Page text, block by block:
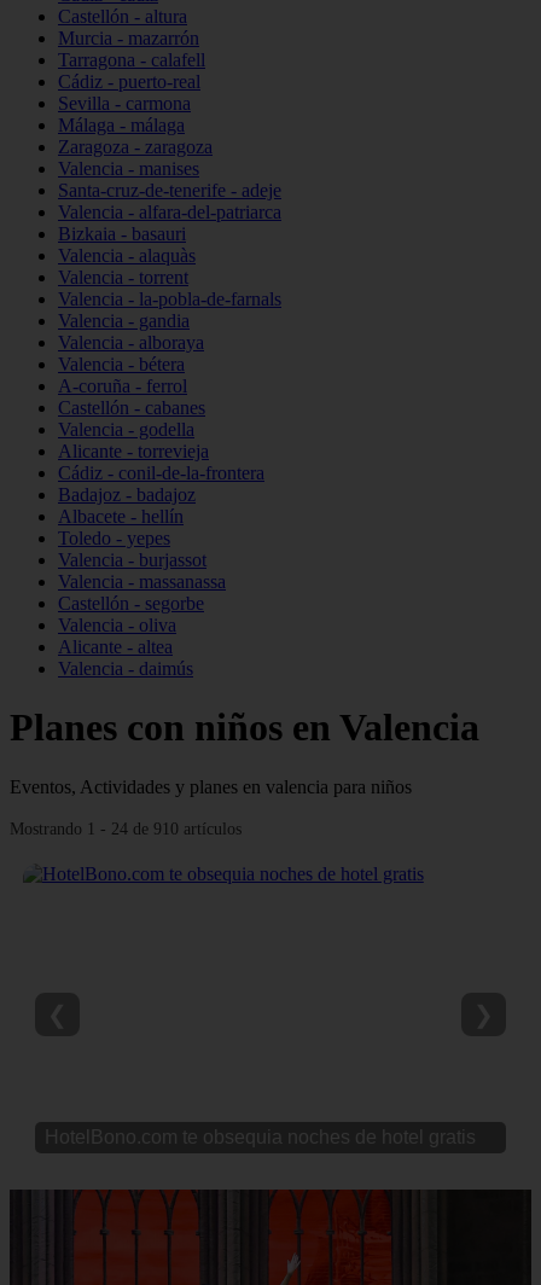
Castellón - altura
Murcia - mazarrón
Tarragona - calafell
Cádiz - puerto-real
Sevilla - carmona
Málaga - málaga
Zaragoza - zaragoza
Valencia - manises
Santa-cruz-de-tenerife - adeje
Valencia - alfara-del-patriarca
Bizkaia - basauri
Valencia - alaquàs
Valencia - torrent
Valencia - la-pobla-de-farnals
Valencia - gandia
Valencia - alboraya
Valencia - bétera
A-coruña - ferrol
Castellón - cabanes
Valencia - godella
Alicante - torrevieja
Cádiz - conil-de-la-frontera
Badajoz - badajoz
Albacete - hellín
Toledo - yepes
Valencia - burjassot
Valencia - massanassa
Castellón - segorbe
Valencia - oliva
Alicante - altea
Valencia - daimús
Planes con niños en Valencia
Eventos, Actividades y planes en valencia para niños
Mostrando 1 - 24 de 910 artículos
HotelBono.com te obsequia noches de hotel gratis